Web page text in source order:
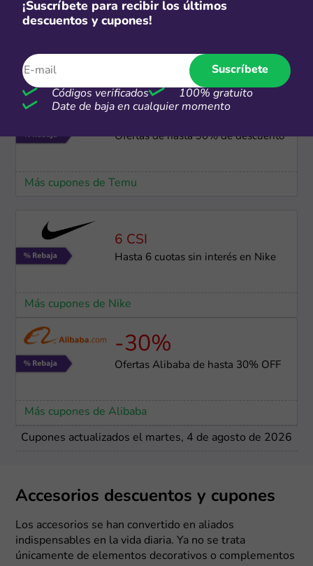
Gratis
Envío gratis para compras
Más cupones de Nike
-90%
Ofertas de hasta 90% de descuento
Más cupones de Temu
6 CSI
Hasta 6 cuotas sin interés en Nike
Más cupones de Nike
-30%
Ofertas Alibaba de hasta 30% OFF
Más cupones de Alibaba
Cupones actualizados el martes, 4 de agosto de 2026
¡Suscríbete para recibir los últimos
descuentos y cupones!
Suscríbete
Códigos verificados
100% gratuito
Date de baja en cualquier momento
Accesorios descuentos y cupones
Los accesorios se han convertido en aliados
indispensables en la vida diaria. Ya no se trata
únicamente de elementos decorativos o complementos